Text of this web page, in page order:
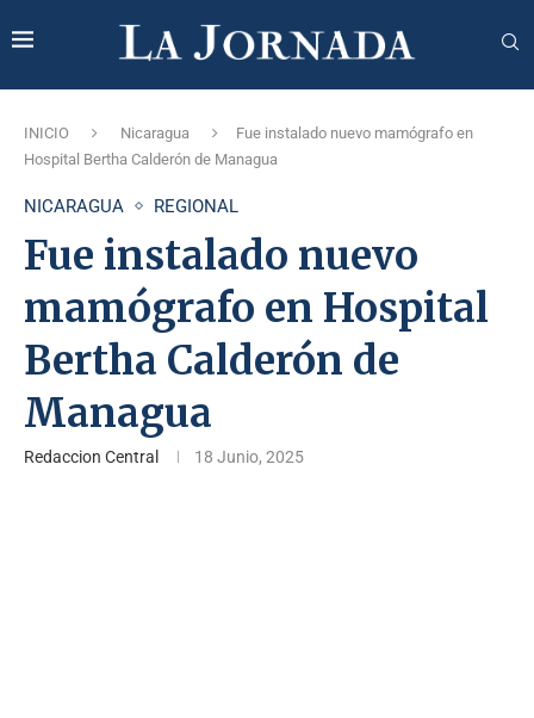
INICIO Nicaragua
Fue instalado nuevo mamógrafo en
Hospital Bertha Calderón de Managua
NICARAGUA REGIONAL
Fue instalado nuevo
mamógrafo en Hospital
Bertha Calderón de
Managua
Redaccion Central 18 Junio, 2025